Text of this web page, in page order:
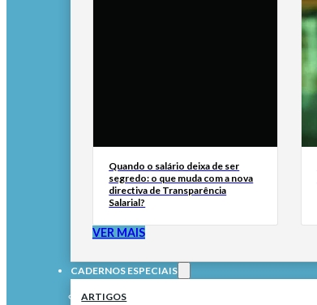
Quando o salário deixa de ser
segredo: o que muda com a nova
directiva de Transparência
Salarial?
VER MAIS
CADERNOS ESPECIAIS
ARTIGOS